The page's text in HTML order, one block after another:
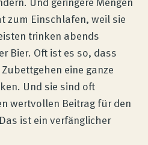
zum Einschlafen, weil sie
trinken abends
Bier. Oft ist es so, dass
eine ganze
Und sie sind oft
wertvollen Beitrag für den
ist ein verfänglicher